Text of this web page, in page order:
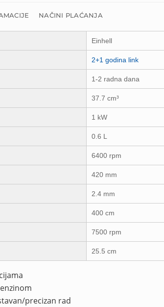
NAČINI PLAĆANJA
Einhell
2+1 godina link
1-2 radna dana
37.7 cm³
1 kW
0.6 L
6400 rpm
420 mm
2.4 mm
400 cm
7500 rpm
25.5 cm
precizan rad